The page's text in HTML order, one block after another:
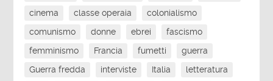
cinema
classe operaia
colonialismo
comunismo
donne ebrei
fascismo
femminismo
Francia fumetti
guerra
Guerra fredda
interviste Italia
letteratura